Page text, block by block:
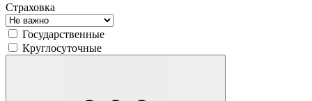
Страховка
Государственные
Круглосуточные